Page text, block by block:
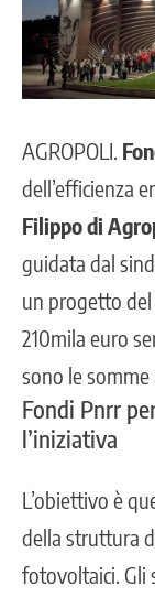
AGROPOLI
dell’efficienza
Filippo di
guidata dal
un progetto
210mila euro
sono le somme
Fondi Pnrr
l’iniziativa
L’obiettivo è
della struttura
fotovoltaici. Gli